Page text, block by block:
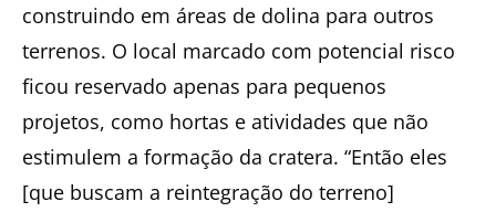
construindo em áreas de dolina para outros
terrenos. O local marcado com potencial risco
ficou reservado apenas para pequenos
projetos, como hortas e atividades que não
estimulem a formação da cratera. “Então eles
[que buscam a reintegração do terreno]